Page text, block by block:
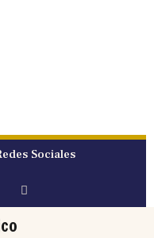
Sociales